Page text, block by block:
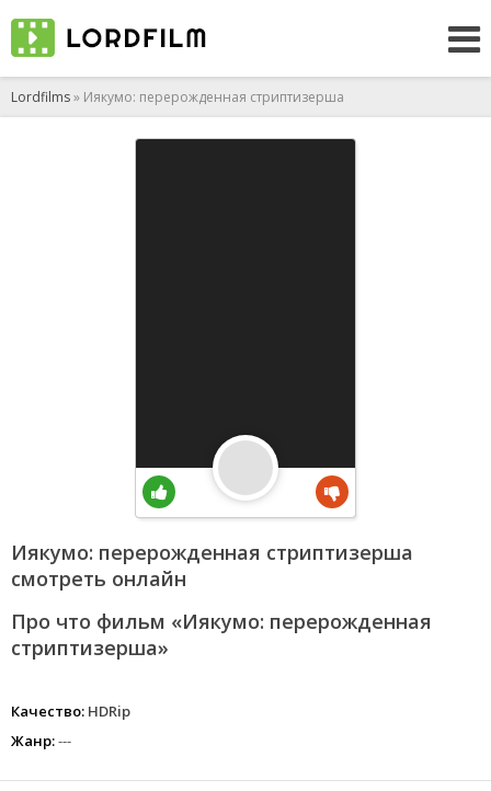
Lordfilms» Иякумо: перерожденная стриптизерша
Иякумо: перерожденная стриптизерша
смотреть онлайн
Про что фильм «Иякумо: перерожденная
стриптизерша»
Качество: HDRip
Жанр:---